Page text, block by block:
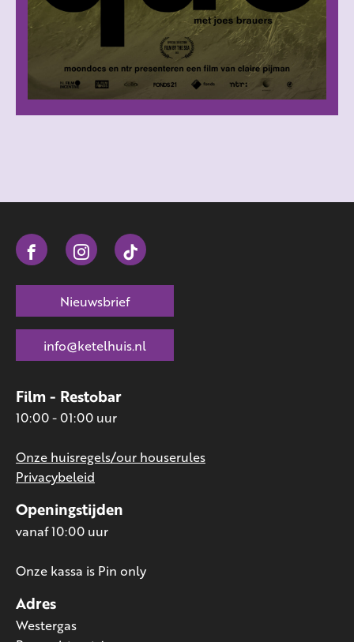
Adres
Westergas
Openingstijden
vanaf 10:00 uur
Onze kassa is Pin only
Film - Restobar
10:00 - 01:00 uur
Onze huisregels/our houserules
Privacybeleid
Nieuwsbrief
info@ketelhuis.nl